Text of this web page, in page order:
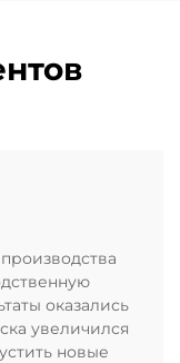
оказались
увеличился
новые